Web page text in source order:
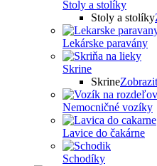
Stoly a stolíky
Stoly a stolíky
Lekárske paravány
Skrine
Skrine
Nemocničné vozíky
Lavice do čakárne
Schodíky